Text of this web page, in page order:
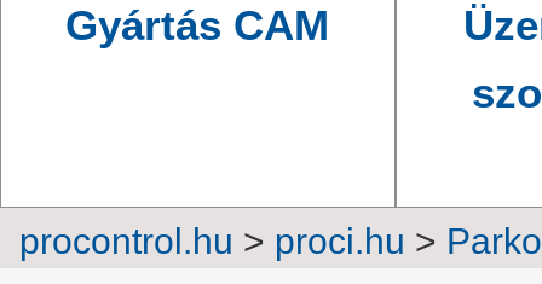
Gyártás CAM
procontrol.hu > proci.hu >